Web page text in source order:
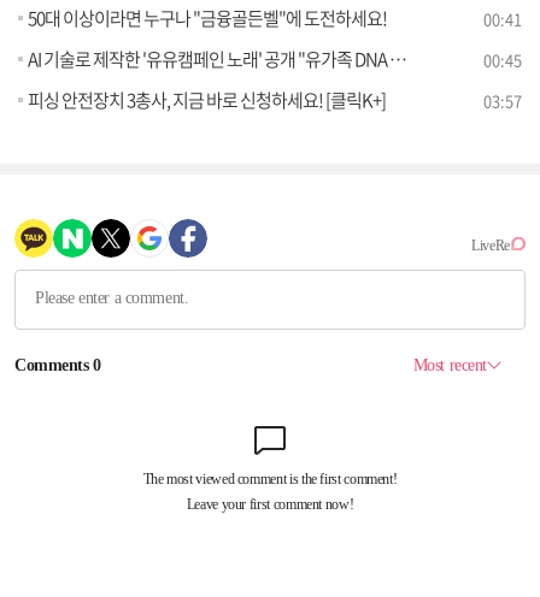
50대 이상이라면 누구나 "금융골든벨"에 도전하세요! 00:41
AI 기술로 제작한 '유유캠페인 노래' 공개 "유가족 DNA 시료채취에 동참해 주세요!" 00:45
피싱 안전장치 3총사, 지금 바로 신청하세요! [클릭K+] 03:57